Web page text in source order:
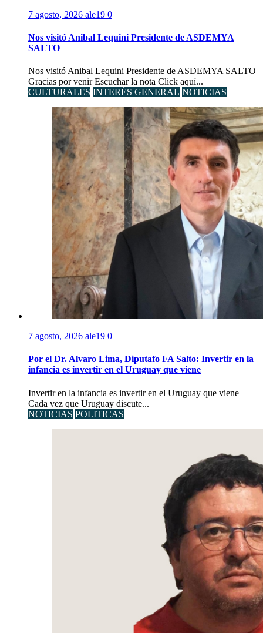
7 agosto, 2026 ale19 0
Nos visitó Anibal Lequini Presidente de ASDEMYA
SALTO
Nos visitó Anibal Lequini Presidente de ASDEMYA SALTO
Gracias por venir Escuchar la nota Click aquí...
CULTURALES INTERÉS GENERAL NOTICIAS
7 agosto, 2026 ale19 0
Por el Dr. Alvaro Lima, Diputafo FA Salto: Invertir en la
infancia es invertir en el Uruguay que viene
Invertir en la infancia es invertir en el Uruguay que viene
Cada vez que Uruguay discute...
NOTICIAS POLITICAS